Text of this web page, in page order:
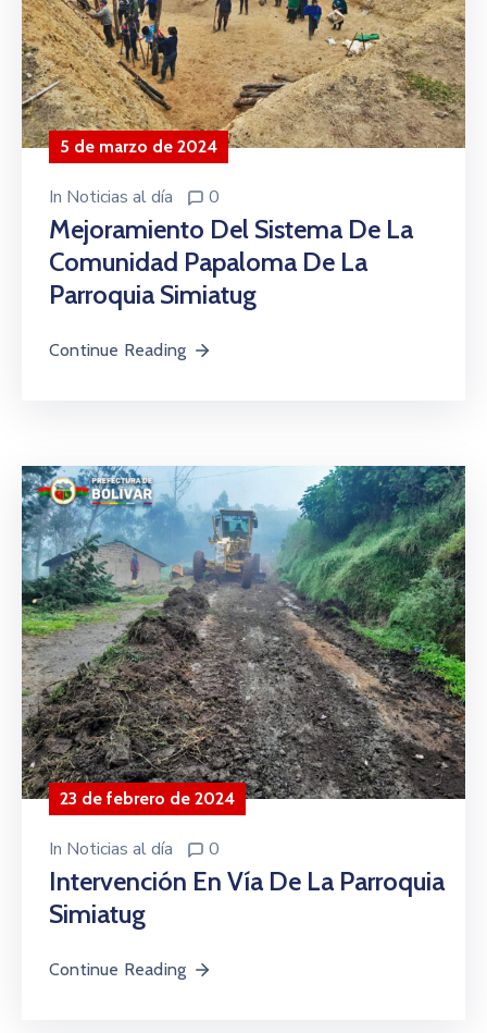
5 de marzo de 2024
In Noticias al día 0
Mejoramiento Del Sistema De La
Comunidad Papaloma De La
Parroquia Simiatug
Continue Reading
23 de febrero de 2024
In Noticias al día 0
Intervención En Vía De La Parroquia
Simiatug
Continue Reading